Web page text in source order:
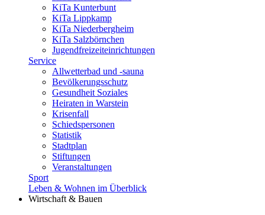
KiTa Kunterbunt
KiTa Lippkamp
KiTa Niederbergheim
KiTa Salzbörnchen
Jugendfreizeiteinrichtungen
Service
Allwetterbad und -sauna
Bevölkerungsschutz
Gesundheit Soziales
Heiraten in Warstein
Krisenfall
Schiedspersonen
Statistik
Stadtplan
Stiftungen
Veranstaltungen
Sport
Leben & Wohnen im Überblick
Wirtschaft & Bauen